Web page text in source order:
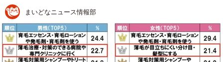
まいどなニュース情報部